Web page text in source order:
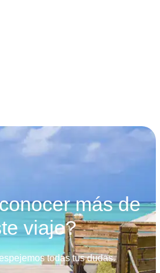
más de
viaje?
todas tus dudas.